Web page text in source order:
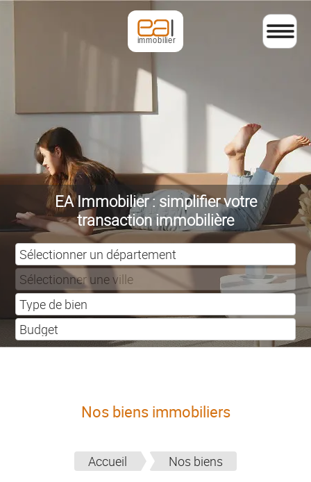
EA Immobilier : simplifier votre
transaction immobilière
Nos biens immobiliers
Accueil Nos biens